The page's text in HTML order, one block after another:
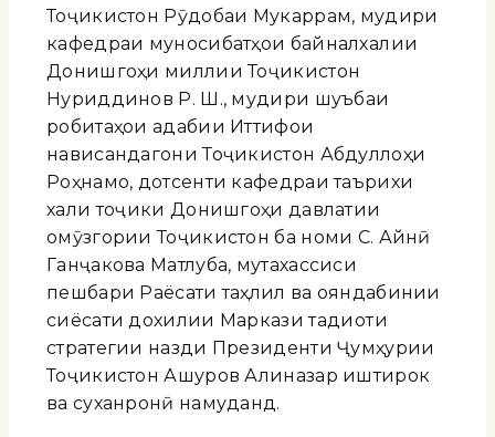
Тоҷикистон Рӯдобаи Мукаррам, мудири
кафедраи муносибатҳои байналхалқии
Донишгоҳи миллии Тоҷикистон
Нуриддинов Р. Ш., мудири шуъбаи
робитаҳои адабии Иттифоқи
нависандагони Тоҷикистон Абдуллоҳи
Роҳнамо, дотсенти кафедраи таърихи
халқи тоҷики Донишгоҳи давлатии
омӯзгории Тоҷикистон ба номи С. Айнӣ
Ганҷакова Матлуба, мутахассиси
пешбари Раёсати таҳлил ва ояндабинии
сиёсати дохилии Маркази тадқиқоти
стратегии назди Президенти Ҷумҳурии
Тоҷикистон Ашуров Алиназар иштирок
ва суханронӣ намуданд.